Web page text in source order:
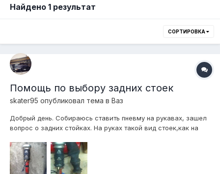
Найдено 1 результат
СОРТИРОВКА
Помощь по выбору задних стоек
skater95 опубликовал тема в Ваз
Добрый день. Собираюсь ставить пневму на рукавах, зашел
вопрос о задних стойках. На руках такой вид стоек,как на
положение ее видно. Вопрос в следующем: чтобы машина
ложилась как на админовских стойках (т.е. -70), как вариант
ставить дропы и ост...